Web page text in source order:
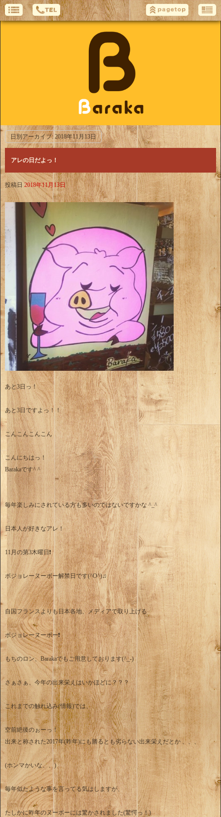
日別アーカイブ: 2018年11月13日
アレの日だよっ！
投稿日 2018年11月13日
あと3日っ！
あと3日ですよっ！！
こんこんこんこん
こんにちはっ！
Barakaです^ ^
毎年楽しみにされている方も多いのではないですかな ^_^
日本人が好きなアレ！
11月の第3木曜日❗️
ボジョレーヌーボー解禁日です(^O^)♫
自国フランスよりも日本各地、メディアで取り上げる
ボジョレーヌーボー❗️
もちのロン、Barakaでもご用意しております(^_-)
さぁさぁ、今年の出来栄えはいかほどに？？？
これまでの触れ込み(情報)では、
空前絶後のぉーっ！
出来と称された2017年(昨年)にも勝るとも劣らない出来栄えだとか 、、、
(ホンマかいな、、)
毎年似たような事を言ってる気はしますが、
たしかに昨年のヌーボーには驚かされました(驚愕っ！)